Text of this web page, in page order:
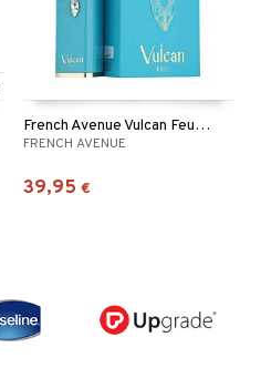
French Avenue Vulcan Feu - Eau de parfum
FRENCH AVENUE
39,95 €